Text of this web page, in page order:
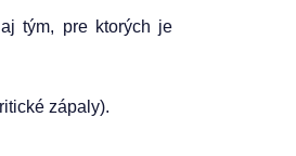
tým, pre ktorých je
zápaly).